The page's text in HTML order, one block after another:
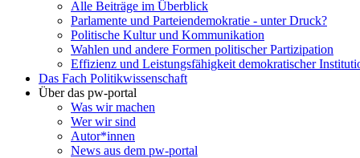
Alle Beiträge im Überblick
Parlamente und Parteiendemokratie - unter Druck?
Politische Kultur und Kommunikation
Wahlen und andere Formen politischer Partizipation
Effizienz und Leistungsfähigkeit demokratischer
Das Fach Politikwissenschaft
Über das pw-portal
Was wir machen
Wer wir sind
Autor*innen
News aus dem pw-portal